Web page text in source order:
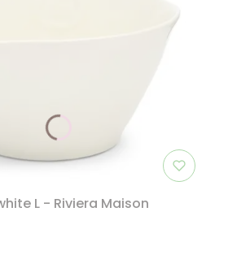
L - Riviera Maison